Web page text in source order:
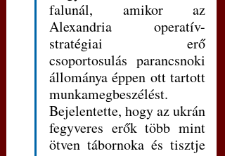
falunál, amikor az
Alexandria operatív-
stratégiai erő
csoportosulás parancsnoki
állománya éppen ott tartott
munkamegbeszélést.
Bejelentette, hogy az ukrán
fegyveres erők több mint
ötven tábornoka és tisztje